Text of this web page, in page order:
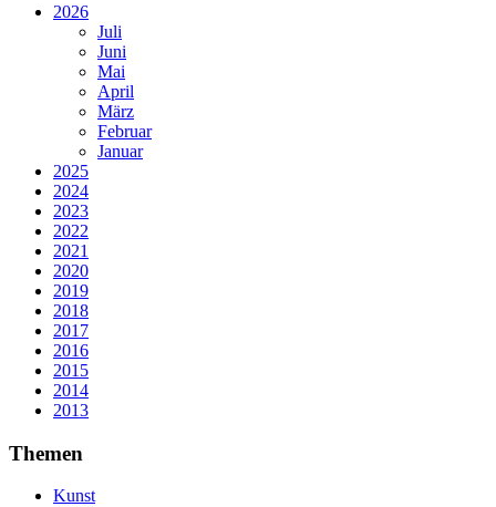
2026
Juli
Juni
Mai
April
März
Februar
Januar
2025
2024
2023
2022
2021
2020
2019
2018
2017
2016
2015
2014
2013
Themen
Kunst